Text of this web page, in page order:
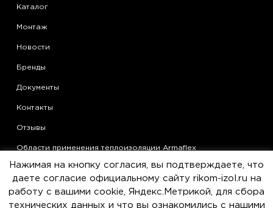
Каталог
Монтаж
Новости
Бренды
Документы
Контакты
Отзывы
Области применения теплоизоляции Armaflex
Статьи
Политика конфиденциальности
Нажимая на кнопку согласия, вы подтверждаете, что
даете согласие официальному сайту rikom-izol.ru на
работу с вашими cookie, Яндекс.Метрикой, для сбора
технических данных и что вы ознакомились с нашими